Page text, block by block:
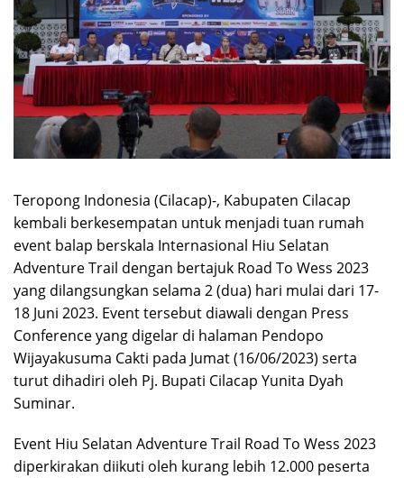
Teropong Indonesia (Cilacap)-, Kabupaten Cilacap
kembali berkesempatan untuk menjadi tuan rumah
event balap berskala Internasional Hiu Selatan
Adventure Trail dengan bertajuk Road To Wess 2023
yang dilangsungkan selama 2 (dua) hari mulai dari 17-
18 Juni 2023. Event tersebut diawali dengan Press
Conference yang digelar di halaman Pendopo
Wijayakusuma Cakti pada Jumat (16/06/2023) serta
turut dihadiri oleh Pj. Bupati Cilacap Yunita Dyah
Suminar.
Event Hiu Selatan Adventure Trail Road To Wess 2023
diperkirakan diikuti oleh kurang lebih 12.000 peserta